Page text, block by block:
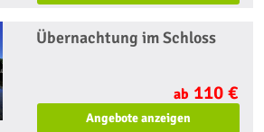
Übernachtung im Schloss
ab 110 €
Angebote anzeigen